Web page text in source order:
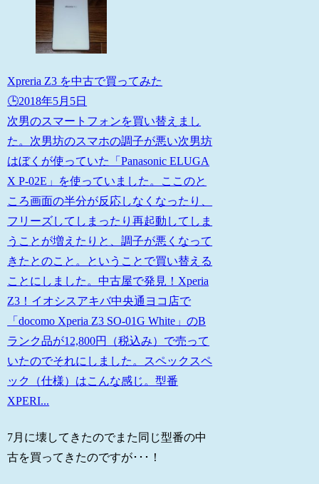
Xpreria Z3 を中古で買ってみた
🕒️2018年5月5日
次男のスマートフォンを買い替えまし
た。次男坊のスマホの調子が悪い次男坊
はぼくが使っていた「Panasonic ELUGA
X P-02E」を使っていました。ここのと
ころ画面の半分が反応しなくなったり、
フリーズしてしまったり再起動してしま
うことが増えたりと、調子が悪くなって
きたとのこと。ということで買い替える
ことにしました。中古屋で発見！Xperia
Z3！イオシスアキバ中央通ヨコ店で
「docomo Xperia Z3 SO-01G White」のB
ランク品が12,800円（税込み）で売って
いたのでそれにしました。スペックスペ
ック（仕様）はこんな感じ。型番
XPERI...
7月に壊してきたのでまた同じ型番の中
古を買ってきたのですが･･･！